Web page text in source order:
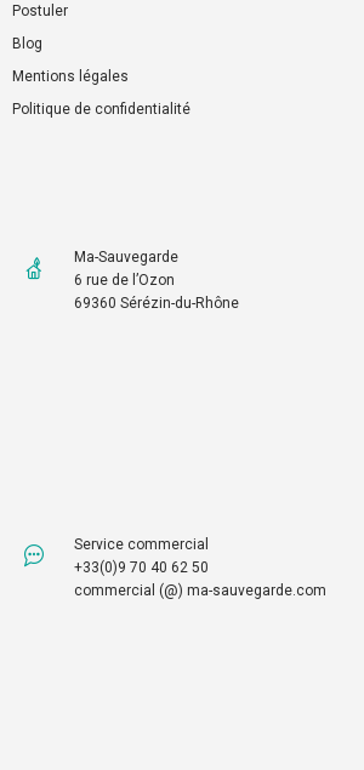
Postuler
Blog
Mentions légales
Politique de confidentialité
Ma-Sauvegarde
6 rue de l’Ozon
69360 Sérézin-du-Rhône
Service commercial
+33(0)9 70 40 62 50
commercial (@) ma-sauvegarde.com